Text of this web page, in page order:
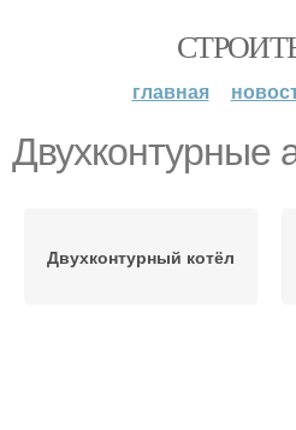
главная
Двухконтурные
Двухконтурный котёл